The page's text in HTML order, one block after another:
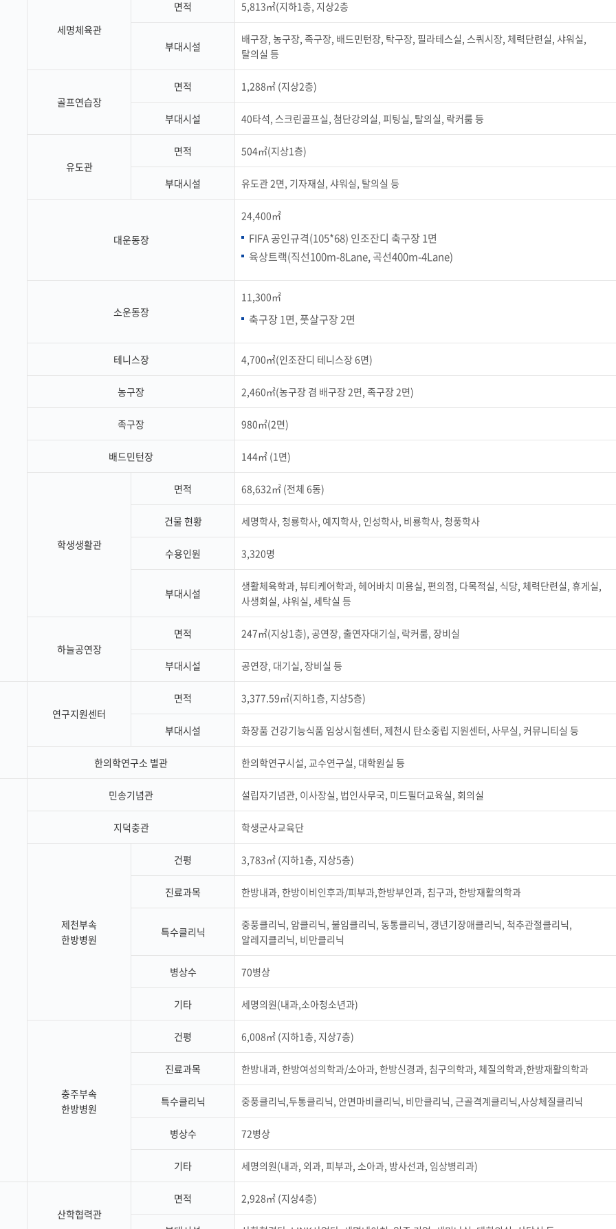
세명체육관
면적 5,813㎡(지하1층, 지상2층
부대시설
배구장, 농구장, 족구장, 배드민턴장, 탁구장, 필라테스실, 스쿼시장, 체력단련실, 샤워실,
탈의실 등
골프연습장
면적 1,288㎡ (지상2층)
부대시설 40타석, 스크린골프실, 첨단강의실, 피팅실, 탈의실, 락커룸 등
유도관
면적 504㎡(지상1층)
부대시설 유도관 2면, 기자재실, 샤워실, 탈의실 등
대운동장
24,400㎡
FIFA 공인규격(105*68) 인조잔디 축구장 1면
육상트랙(직선100m-8Lane, 곡선400m-4Lane)
소운동장
11,300㎡
축구장 1면, 풋살구장 2면
테니스장 4,700㎡(인조잔디 테니스장 6면)
농구장 2,460㎡(농구장 겸 배구장 2면, 족구장 2면)
족구장 980㎡(2면)
배드민턴장 144㎡ (1면)
학생생활관
면적 68,632㎡ (전체 6동)
건물 현황 세명학사, 청룡학사, 예지학사, 인성학사, 비룡학사, 청풍학사
수용인원 3,320명
부대시설
생활체육학과, 뷰티케어학과, 헤어바치 미용실, 편의점, 다목적실, 식당, 체력단련실, 휴게실,
사생회실, 샤워실, 세탁실 등
하늘공연장
면적 247㎡(지상1층), 공연장, 출연자대기실, 락커룸, 장비실
부대시설 공연장, 대기실, 장비실 등
연구지원센터
면적 3,377.59㎡(지하1층, 지상5층)
부대시설 화장품 건강기능식품 임상시험센터, 제천시 탄소중립 지원센터, 사무실, 커뮤니티실 등
한의학연구소 별관 한의학연구시설, 교수연구실, 대학원실 등
민송기념관 설립자기념관, 이사장실, 법인사무국, 미드필더교육실, 회의실
지덕충관 학생군사교육단
제천부속
한방병원
건평 3,783㎡ (지하1층, 지상5층)
진료과목 한방내과, 한방이비인후과/피부과,한방부인과, 침구과, 한방재활의학과
특수클리닉
중풍클리닉, 암클리닉, 불임클리닉, 동통클리닉, 갱년기장애클리닉, 척추관절클리닉,
알레지클리닉, 비만클리닉
병상수 70병상
기타 세명의원(내과,소아청소년과)
충주부속
한방병원
건평 6,008㎡ (지하1층, 지상7층)
진료과목 한방내과, 한방여성의학과/소아과, 한방신경과, 침구의학과, 체질의학과,한방재활의학과
특수클리닉 중풍클리닉,두통클리닉, 안면마비클리닉, 비만클리닉, 근골격계클리닉,사상체질클리닉
병상수 72병상
기타 세명의원(내과, 외과, 피부과, 소아과, 방사선과, 임상병리과)
산학협력관
면적 2,928㎡ (지상4층)